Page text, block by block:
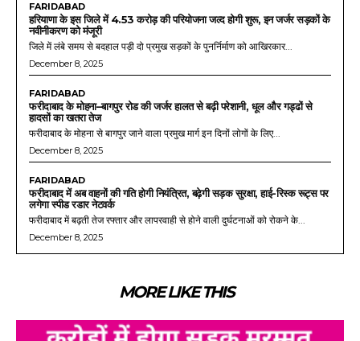
FARIDABAD
हरियाणा के इस जिले में 4.53 करोड़ की परियोजना जल्द होगी शुरू, इन जर्जर सड़कों के
नवीनीकरण को मंजूरी
जिले में लंबे समय से बदहाल पड़ी दो प्रमुख सड़कों के पुनर्निर्माण को आखिरकार...
December 8, 2025
FARIDABAD
फरीदाबाद के मोहना–बागपुर रोड की जर्जर हालत से बढ़ी परेशानी, धूल और गड्ढों से
हादसों का खतरा तेज
फरीदाबाद के मोहना से बागपुर जाने वाला प्रमुख मार्ग इन दिनों लोगों के लिए...
December 8, 2025
FARIDABAD
फरीदाबाद में अब वाहनों की गति होगी नियंत्रित, बढ़ेगी सड़क सुरक्षा, हाई-रिस्क रूट्स पर
लगेगा स्पीड रडार नेटवर्क
फरीदाबाद में बढ़ती तेज रफ्तार और लापरवाही से होने वाली दुर्घटनाओं को रोकने के...
December 8, 2025
MORE LIKE THIS